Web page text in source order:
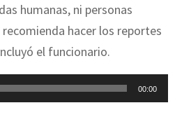
humanas, ni personas
hacer los reportes
el funcionario.
00:00